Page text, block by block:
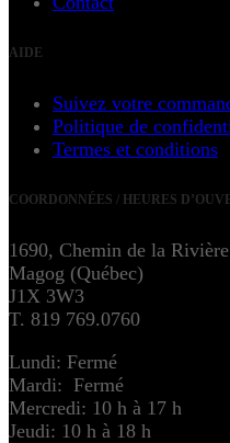
AIDE
Suivez votre
Politique de
Termes et conditions
COORDONNÉES / HEURES
1690, Chemin de la
Magog (Québec)
J1X 3W3
T. 819 769.0760
Lundi: Fermé
Mardi: Fermé
Mercredi: 10 h à 17 h
Jeudi: 10 h à 18 h